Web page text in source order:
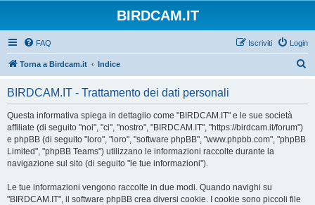
BIRDCAM.IT
FAQ Login
Iscriviti
Torna a Birdcam.it Indice
BIRDCAM.IT - Trattamento dei dati personali
Questa informativa spiega in dettaglio come "BIRDCAM.IT" e le sue società
affiliate (di seguito "noi", "ci", "nostro", "BIRDCAM.IT", "https://birdcam.it/forum")
e phpBB (di seguito "loro", "loro", "software phpBB", "www.phpbb.com", "phpBB
Limited", "phpBB Teams") utilizzano le informazioni raccolte durante la
navigazione sul sito (di seguito "le tue informazioni").
Le tue informazioni vengono raccolte in due modi. Quando navighi su
"BIRDCAM.IT", il software phpBB crea diversi cookie. I cookie sono piccoli file